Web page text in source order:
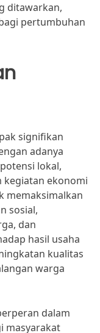
ditawarkan,
pertumbuhan
signifikan
adanya
lokal,
kegiatan ekonomi
memaksimalkan
sosial,
dan
hasil usaha
kualitas
warga
dalam
masyarakat